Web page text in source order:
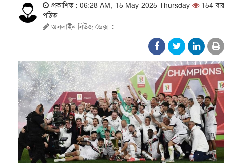
প্রকাশিত : 06:28 AM, 15 May 2025 Thursday
154 বার
পঠিত
অনলাইন নিউজ ডেক্স :